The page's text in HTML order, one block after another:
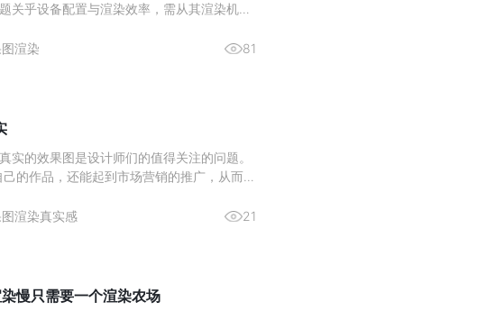
关乎设备配置与渲染效率，需从其渲染机制
言，硬件投入的优先级一直是关键问题。核
渲染 81
实的效果图是设计师们的值得关注的问题。
的作品，还能起到市场营销的推广，从而激
：依据物体特性选材质，如金属用“金属”明
渲染真实感 21
慢只需要一个渲染农场